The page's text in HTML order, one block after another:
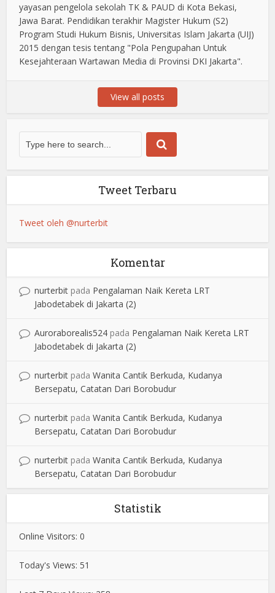
yayasan pengelola sekolah TK & PAUD di Kota Bekasi,
Jawa Barat. Pendidikan terakhir Magister Hukum (S2)
Program Studi Hukum Bisnis, Universitas Islam Jakarta (UIJ)
2015 dengan tesis tentang "Pola Pengupahan Untuk
Kesejahteraan Wartawan Media di Provinsi DKI Jakarta".
View all posts
Tweet Terbaru
Tweet oleh @nurterbit
Komentar
nurterbit pada Pengalaman Naik Kereta LRT
Jabodetabek di Jakarta (2)
Auroraborealis524 pada Pengalaman Naik Kereta LRT
Jabodetabek di Jakarta (2)
nurterbit padaWanita Cantik Berkuda, Kudanya
Bersepatu, Catatan Dari Borobudur
nurterbit padaWanita Cantik Berkuda, Kudanya
Bersepatu, Catatan Dari Borobudur
nurterbit padaWanita Cantik Berkuda, Kudanya
Bersepatu, Catatan Dari Borobudur
Statistik
Online Visitors:0
Today's Views: 51